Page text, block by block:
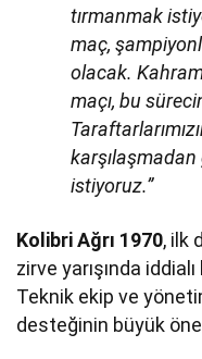
tırmanmak
maç,
olacak.
maçı, bu
karşılaşmadan
istiyoruz.”
Kolibri Ağrı 1970, ilk
zirve yarışında
Teknik ekip ve
desteğinin büyük